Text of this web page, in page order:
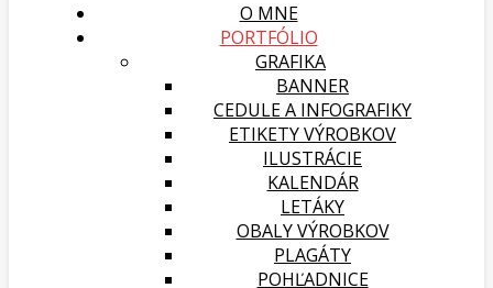
O MNE
PORTFÓLIO
GRAFIKA
BANNER
CEDULE A INFOGRAFIKY
ETIKETY VÝROBKOV
ILUSTRÁCIE
KALENDÁR
LETÁKY
OBALY VÝROBKOV
PLAGÁTY
POHĽADNICE